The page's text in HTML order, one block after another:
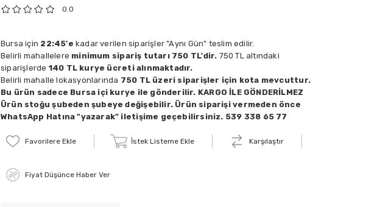
0.0
Bursa için 22:45'e kadar verilen siparişler "Aynı Gün" teslim edilir.
Belirli mahallelere minimum sipariş tutarı 750 TL'dir. 750 TL altındaki
siparişlerde 140 TL kurye ücreti alınmaktadır.
Belirli mahalle lokasyonlarında 750 TL üzeri siparişler için kota mevcuttur.
Bu ürün sadece Bursa içi kurye ile gönderilir. KARGO İLE GÖNDERİLMEZ
Ürün stoğu şubeden şubeye değişebilir. Ürün siparişi vermeden önce
WhatsApp Hatına "yazarak" iletişime geçebilirsiniz. 539 338 65 77
Favorilere Ekle İstek Listeme Ekle Karşılaştır
Fiyat Düşünce Haber Ver